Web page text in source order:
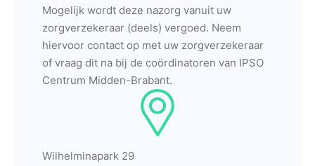
Mogelijk wordt deze nazorg vanuit uw
zorgverzekeraar (deels) vergoed. Neem
hiervoor contact op met uw zorgverzekeraar
of vraag dit na bij de coördinatoren van IPSO
Centrum Midden-Brabant.
Wilhelminapark 29